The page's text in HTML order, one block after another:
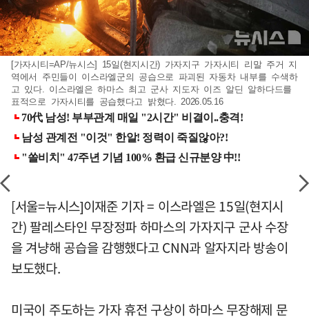
[가자시티=AP/뉴시스] 15일(현지시간) 가자지구 가자시티 리말 주거 지
역에서 주민들이 이스라엘군의 공습으로 파괴된 자동차 내부를 수색하
고 있다. 이스라엘은 하마스 최고 군사 지도자 이즈 알딘 알하다드를
표적으로 가자시티를 공습했다고 밝혔다. 2026.05.16
[서울=뉴시스]이재준 기자 = 이스라엘은 15일(현지시
간) 팔레스타인 무장정파 하마스의 가자지구 군사 수장
을 겨냥해 공습을 감행했다고 CNN과 알자지라 방송이
보도했다.
미국이 주도하는 가자 휴전 구상이 하마스 무장해제 문